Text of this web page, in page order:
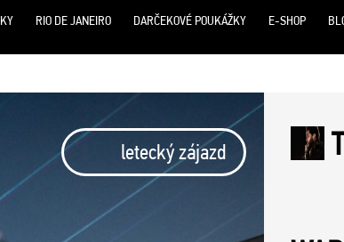
RIO DE JANEIRO DARČEKOVÉ POUKÁŽKY E-SHOP
files/wp-content/themes/fb/single-travel.php
letecký zájazd